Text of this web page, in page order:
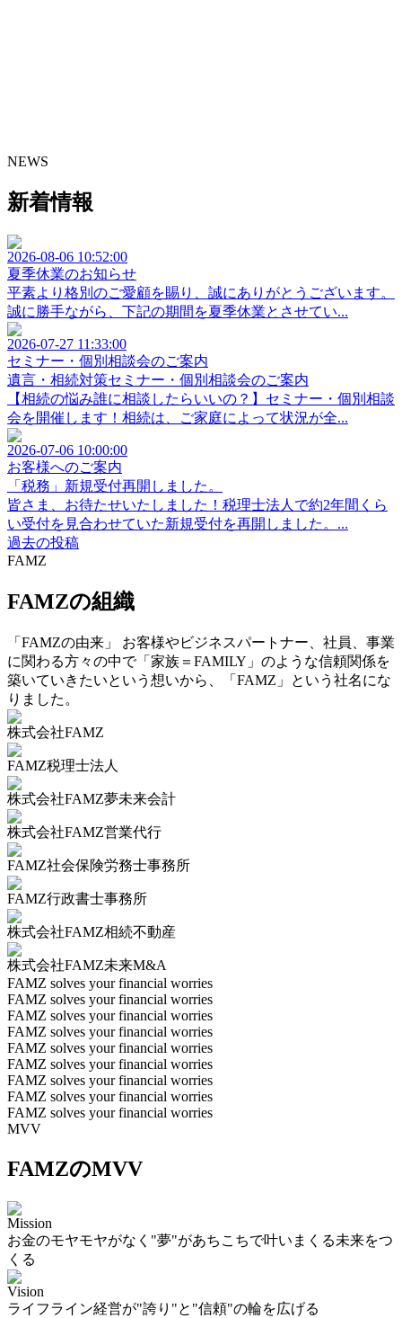
NEWS
新着情報
2026-08-06 10:52:00
夏季休業のお知らせ
平素より格別のご愛顧を賜り、誠にありがとうございます。
誠に勝手ながら、下記の期間を夏季休業とさせてい...
2026-07-27 11:33:00
セミナー・個別相談会のご案内
遺言・相続対策セミナー・個別相談会のご案内
【相続の悩み誰に相談したらいいの？】セミナー・個別相談
会を開催します！相続は、ご家庭によって状況が全...
2026-07-06 10:00:00
お客様へのご案内
「税務」新規受付再開しました。
皆さま、お待たせいたしました！税理士法人で約2年間くら
い受付を見合わせていた新規受付を再開しました。...
過去の投稿
FAMZ
FAMZの組織
「FAMZの由来」 お客様やビジネスパートナー、社員、事業
に関わる方々の中で「家族＝FAMILY」のような信頼関係を
築いていきたいという想いから、「FAMZ」という社名にな
りました。
株式会社FAMZ
FAMZ税理士法人
株式会社FAMZ夢未来会計
株式会社FAMZ営業代行
FAMZ社会保険労務士事務所
FAMZ行政書士事務所
株式会社FAMZ相続不動産
株式会社FAMZ未来M&A
FAMZ solves your financial worries
FAMZ solves your financial worries
FAMZ solves your financial worries
FAMZ solves your financial worries
FAMZ solves your financial worries
FAMZ solves your financial worries
FAMZ solves your financial worries
FAMZ solves your financial worries
FAMZ solves your financial worries
MVV
FAMZのMVV
Mission
お金のモヤモヤがなく"夢"があちこちで叶いまくる未来をつ
くる
Vision
ライフライン経営が"誇り"と"信頼"の輪を広げる